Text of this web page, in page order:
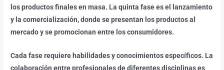
los productos finales en masa. La quinta fase es el lanzamiento
y la comercialización, donde se presentan los productos al
mercado y se promocionan entre los consumidores.
Cada fase requiere habilidades y conocimientos específicos. La
colaboración entre profesionales de diferentes disciplinas es